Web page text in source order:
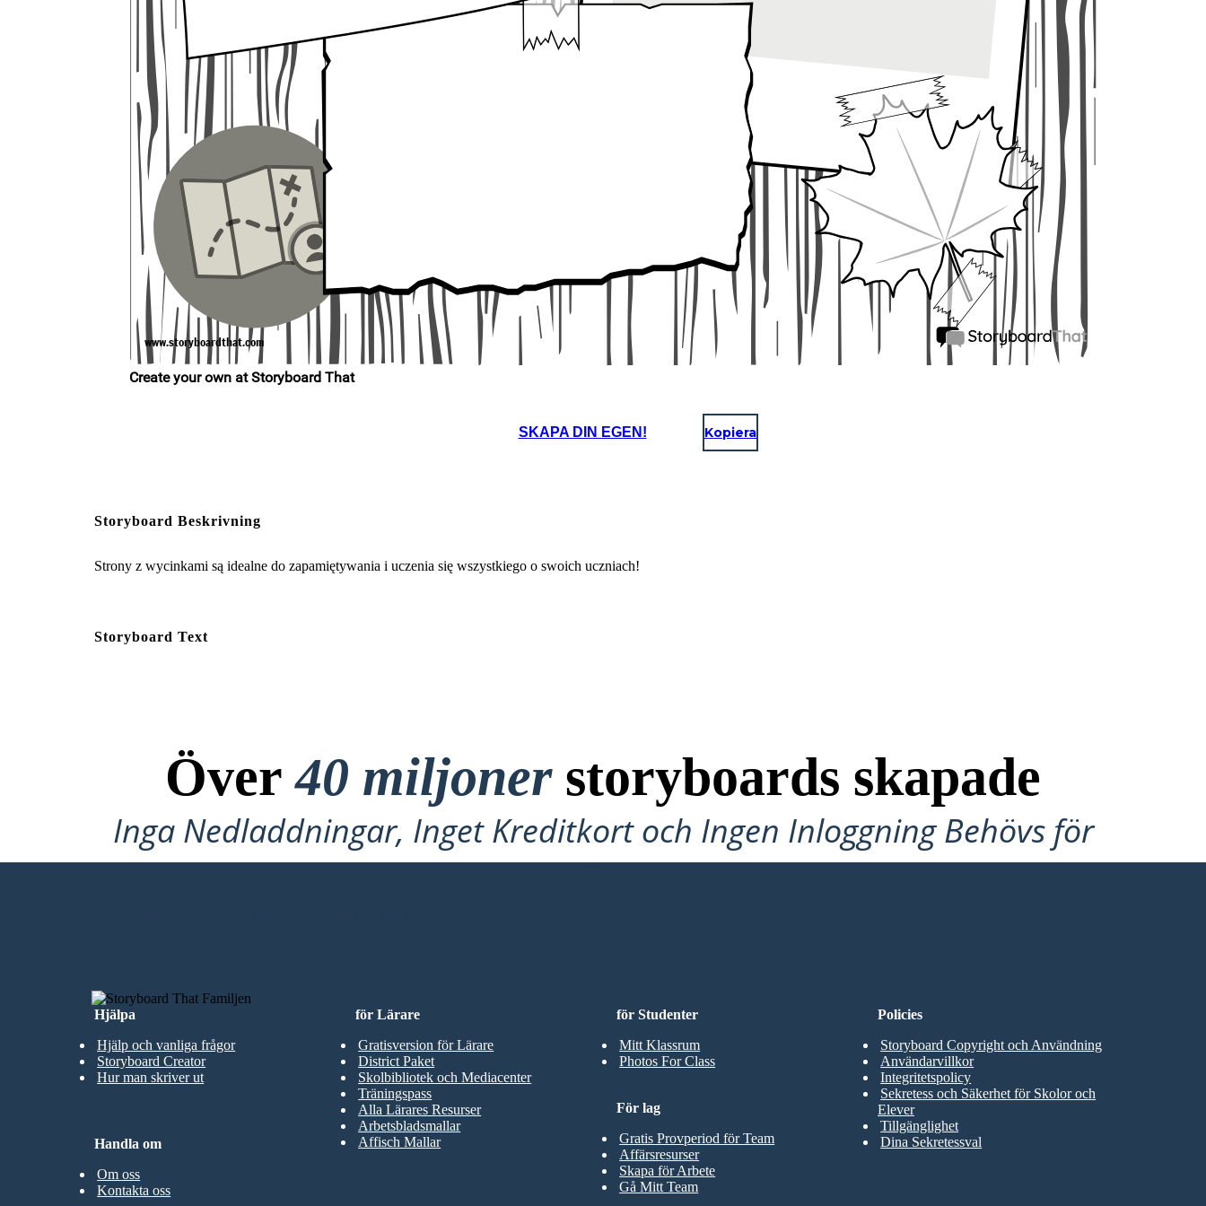
SKAPA DIN EGEN! Kopiera
Storyboard Beskrivning
Strony z wycinkami są idealne do zapamiętywania i uczenia się wszystkiego o swoich uczniach!
Storyboard Text
Över40 miljonerstoryboards skapade
Inga Nedladdningar, Inget Kreditkort och Ingen Inloggning Behövs för
att Prova!
Hjälpa
Hjälp och vanliga frågor
Storyboard Creator
Hur man skriver ut
för Studenter
Mitt Klassrum
Photos For Class
för Lärare
Gratisversion för Lärare
District Paket
Skolbibliotek och Mediacenter
Träningspass
Alla Lärares Resurser
Arbetsbladsmallar
Affisch Mallar
För lag
Gratis Provperiod för Team
Affärsresurser
Skapa för Arbete
Gå Mitt Team
Handla om
Om oss
Kontakta oss
Policies
Storyboard Copyright och Användning
Användarvillkor
Integritetspolicy
Sekretess och Säkerhet för Skolor och
Elever
Tillgänglighet
Dina Sekretessval